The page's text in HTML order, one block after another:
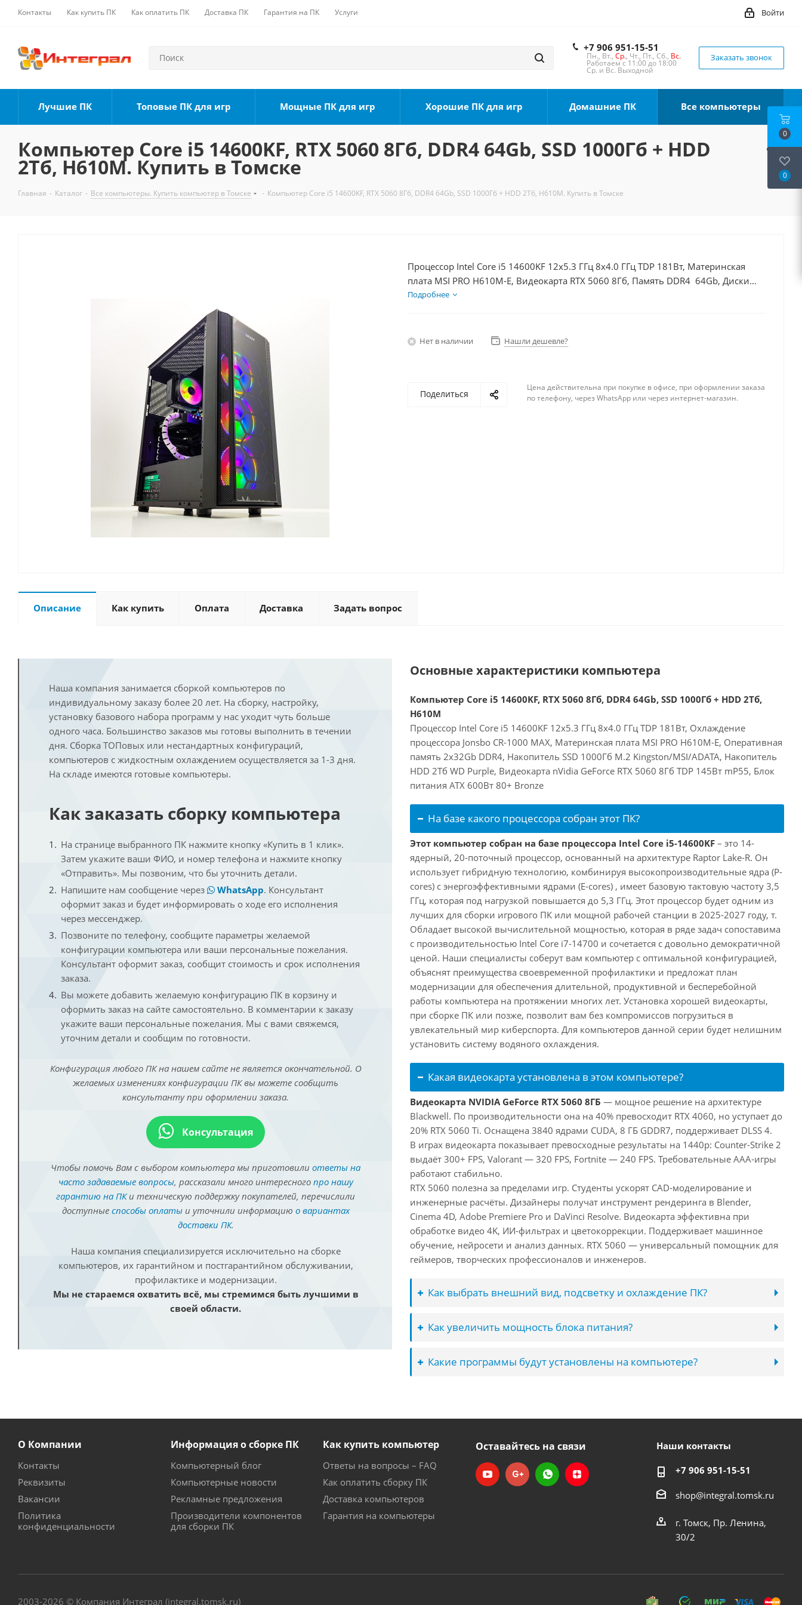
Контакты Как купить ПК Как оплатить ПК Доставка ПК Гарантия на ПК Услуги Войти
+7 906 951-15-51
Пн., Вт., Ср., Чт., Пт., Сб., Вс.
Работаем с 11:00 до 18:00
Ср. и Вс. Выходной
Заказать звонок
Лучшие ПК Топовые ПК для игр Мощные ПК для игр Хорошие ПК для игр Домашние ПК Все компьютеры
Компьютер Core i5 14600KF, RTX 5060 8Гб, DDR4 64Gb, SSD 1000Гб + HDD
2Тб, H610M. Купить в Томске
Главная - Каталог - Все компьютеры. Купить компьютер в Томске - Компьютер Core i5 14600KF, RTX 5060 8Гб, DDR4 64Gb, SSD 1000Гб + HDD 2Тб, H610M. Купить в Томске
Процессор Intel Core i5 14600KF 12x5.3 ГГц 8x4.0 ГГц TDP 181Вт, Материнская
плата MSI PRO H610M-E, Видеокарта RTX 5060 8Гб, Память DDR4 64Gb, Диски
SSD 1000Гб + HDD 2Тб, БП 600Вт
Подробнее
Нет в наличии Нашли дешевле?
Поделиться
Цена действительна при покупке в офисе, при оформлении заказа
по телефону, через WhatsApp или через интернет-магазин.
Описание Как купить Оплата Доставка Задать вопрос
Наша компания занимается сборкой компьютеров по
индивидуальному заказу более 20 лет. На сборку, настройку,
установку базового набора программ у нас уходит чуть больше
одного часа. Большинство заказов мы готовы выполнить в течении
дня. Сборка ТОПовых или нестандартных конфигураций,
компьютеров с жидкостным охлаждением осуществляется за 1-3 дня.
На складе имеются готовые компьютеры.
Как заказать сборку компьютера
На странице выбранного ПК нажмите кнопку «Купить в 1 клик».
Затем укажите ваши ФИО, и номер телефона и нажмите кнопку
«Отправить». Мы позвоним, что бы уточнить детали.
Напишите нам сообщение через
WhatsApp. Консультант
оформит заказ и будет информировать о ходе его исполнения
через мессенджер.
Позвоните по телефону, сообщите параметры желаемой
конфигурации компьютера или ваши персональные пожелания.
Консультант оформит заказ, сообщит стоимость и срок исполнения
заказа.
Вы можете добавить желаемую конфигурацию ПК в корзину и
оформить заказ на сайте самостоятельно. В комментарии к заказу
укажите ваши персональные пожелания. Мы с вами свяжемся,
уточним детали и сообщим по готовности.
Конфигурация любого ПК на нашем сайте не является окончательной. О
желаемых изменениях конфигурации ПК вы можете сообщить
консультанту при оформлении заказа.
Консультация
Чтобы помочь Вам с выбором компьютера мы приготовили ответы на
часто задаваемые вопросы, рассказали много интересного про нашу
гарантию на ПКи техническую поддержку покупателей, перечислили
доступные способы оплатыи уточнили информацию о вариантах
доставки ПК.
Наша компания специализируется исключительно на сборке
компьютеров, их гарантийном и постгарантийном обслуживании,
профилактике и модернизации.
Мы не стараемся охватить всё, мы стремимся быть лучшими в
своей области.
Основные характеристики компьютера
Компьютер Core i5 14600KF, RTX 5060 8Гб, DDR4 64Gb, SSD 1000Гб + HDD 2Тб,
H610M
Процессор Intel Core i5 14600KF 12x5.3 ГГц 8x4.0 ГГц TDP 181Вт, Охлаждение
процессора Jonsbo CR-1000 MAX, Материнская плата MSI PRO H610M-E, Оперативная
память 2x32Gb DDR4, Накопитель SSD 1000Гб M.2 Kingston/MSI/ADATA, Накопитель
HDD 2Тб WD Purple, Видеокарта nVidia GeForce RTX 5060 8Гб TDP 145Вт mP55, Блок
питания ATX 600Вт 80+ Bronze
На базе какого процессора собран этот ПК?
Этот компьютер собран на базе процессора Intel Core i5-14600KF – это 14-
ядерный, 20-поточный процессор, основанный на архитектуре Raptor Lake-R. Он
использует гибридную технологию, комбинируя высокопроизводительные ядра (P-
cores) с энергоэффективными ядрами (E-cores) , имеет базовую тактовую частоту 3,5
ГГц, которая под нагрузкой повышается до 5,3 ГГц. Этот процессор будет одним из
лучших для сборки игрового ПК или мощной рабочей станции в 2025-2027 году, т.
Обладает высокой вычислительной мощностью, которая в ряде задач сопоставима
с производительностью Intel Core i7-14700 и сочетается с довольно демократичной
ценой. Наши специалисты соберут вам компьютер с оптимальной конфигурацией,
объяснят преимущества своевременной профилактики и предложат план
модернизации для обеспечения длительной, продуктивной и бесперебойной
работы компьютера на протяжении многих лет. Установка хорошей видеокарты,
при сборке ПК или позже, позволит вам без компромиссов погрузиться в
увлекательный мир киберспорта. Для компьютеров данной серии будет нелишним
установить систему водяного охлаждения.
Какая видеокарта установлена в этом компьютере?
Видеокарта NVIDIA GeForce RTX 5060 8ГБ — мощное решение на архитектуре
Blackwell. По производительности она на 40% превосходит RTX 4060, но уступает до
20% RTX 5060 Ti. Оснащена 3840 ядрами CUDA, 8 ГБ GDDR7, поддерживает DLSS 4.
В играх видеокарта показывает превосходные результаты на 1440p: Counter-Strike 2
выдаёт 300+ FPS, Valorant — 320 FPS, Fortnite — 240 FPS. Требовательные AAA-игры
работают стабильно.
RTX 5060 полезна за пределами игр. Студенты ускорят CAD-моделирование и
инженерные расчёты. Дизайнеры получат инструмент рендеринга в Blender,
Cinema 4D, Adobe Premiere Pro и DaVinci Resolve. Видеокарта эффективна при
обработке видео 4K, ИИ-фильтрах и цветокоррекции. Поддерживает машинное
обучение, нейросети и анализ данных. RTX 5060 — универсальный помощник для
геймеров, творческих профессионалов и инженеров.
Как выбрать внешний вид, подсветку и охлаждение ПК?
Как увеличить мощность блока питания?
Какие программы будут установлены на компьютере?
О Компании
Контакты
Реквизиты
Вакансии
Политика
конфиденциальности
Информация о сборке ПК
Компьютерный блог
Компьютерные новости
Рекламные предложения
Производители компонентов
для сборки ПК
Как купить компьютер
Ответы на вопросы – FAQ
Как оплатить сборку ПК
Доставка компьютеров
Гарантия на компьютеры
Оставайтесь на связи Наши контакты
+7 906 951-15-51
shop@integral.tomsk.ru
г. Томск, Пр. Ленина,
30/2
2003-2026 © Компания Интеграл (integral.tomsk.ru)
0
0